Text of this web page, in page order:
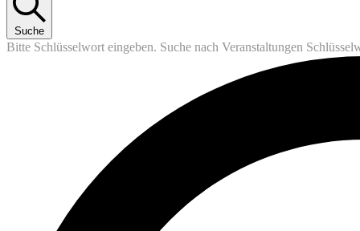
Suche
Bitte Schlüsselwort eingeben. Suche nach Veranstaltungen